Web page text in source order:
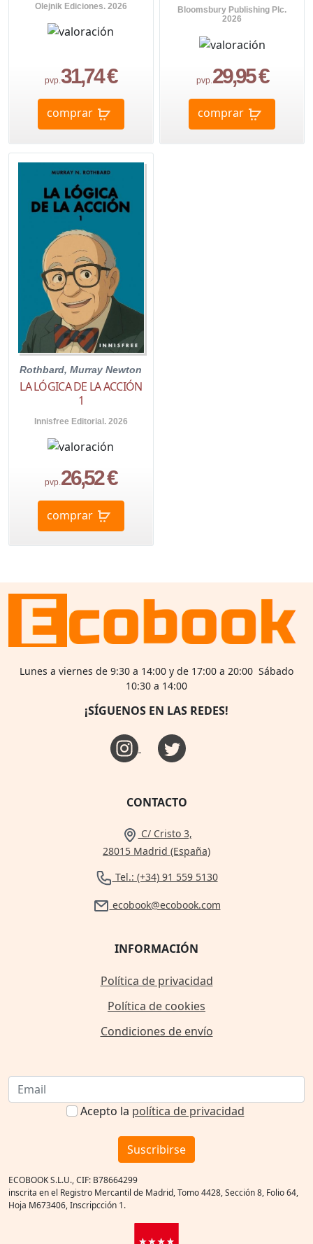
Olejnik Ediciones. 2026
pvp.31,74 €
comprar
Bloomsbury Publishing Plc.
2026
pvp. 29,95 €
comprar
Rothbard, Murray Newton
LA LÓGICA DE LA ACCIÓN
1
Innisfree Editorial. 2026
pvp.26,52 €
comprar
Lunes a viernes de 9:30 a 14:00 y de 17:00 a 20:00 Sábado
10:30 a 14:00
¡SÍGUENOS EN LAS REDES!
CONTACTO
C/ Cristo 3,
28015 Madrid (España)
Tel.: (+34) 91 559 5130
ecobook@ecobook.com
INFORMACIÓN
Política de privacidad
Política de cookies
Condiciones de envío
Acepto la política de privacidad
Suscribirse
ECOBOOK S.L.U., CIF: B78664299
inscrita en el Registro Mercantil de Madrid, Tomo 4428, Sección 8, Folio 64,
Hoja M673406, Inscripcción 1.